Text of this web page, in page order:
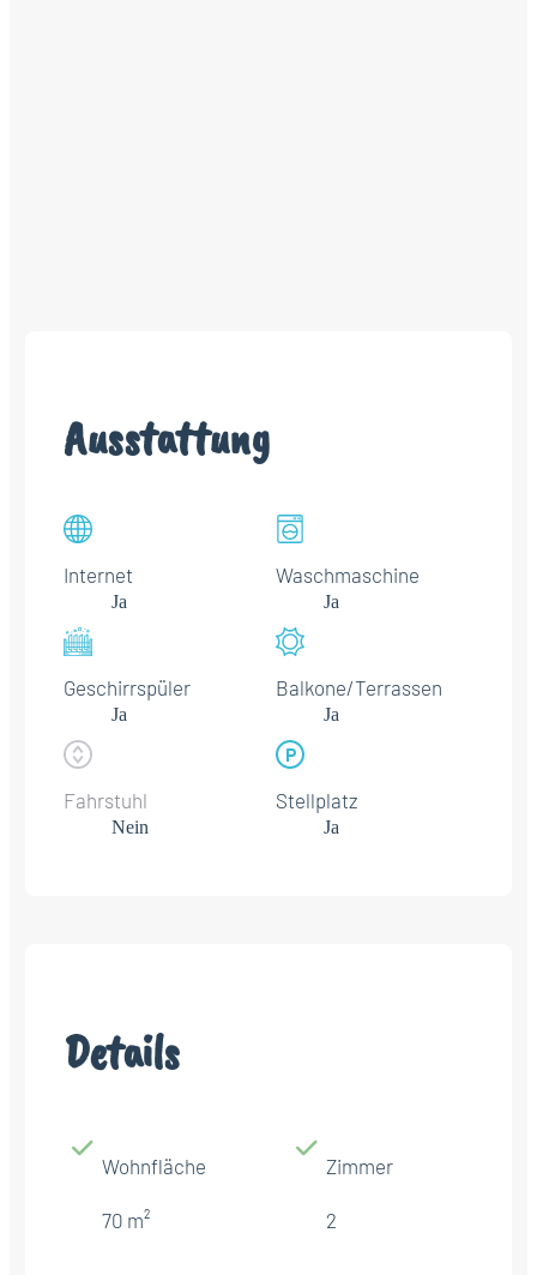
Ausstattung
Internet
Ja
Waschmaschine
Ja
Geschirrspüler
Ja
Balkone/Terrassen
Ja
Fahrstuhl
Nein
Stellplatz
Ja
Details
Wohnfläche
70 m²
Zimmer
2